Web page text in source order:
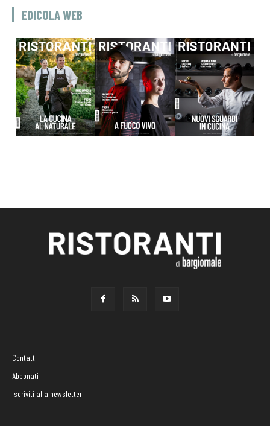
EDICOLA WEB
Contatti
Abbonati
Iscriviti alla newsletter